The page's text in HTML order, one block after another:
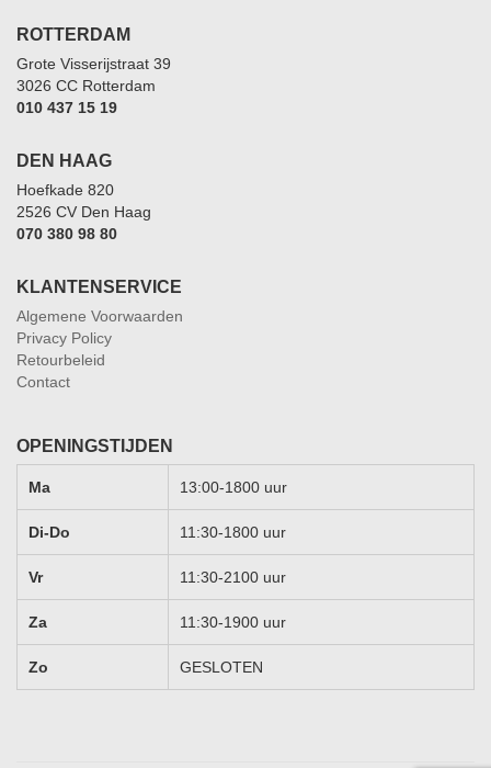
ROTTERDAM
Grote Visserijstraat 39
3026 CC Rotterdam
010 437 15 19
DEN HAAG
Hoefkade 820
2526 CV Den Haag
070 380 98 80
KLANTENSERVICE
Algemene Voorwaarden
Privacy Policy
Retourbeleid
Contact
OPENINGSTIJDEN
Ma 13:00-1800 uur
Di-Do 11:30-1800 uur
Vr 11:30-2100 uur
Za 11:30-1900 uur
Zo GESLOTEN